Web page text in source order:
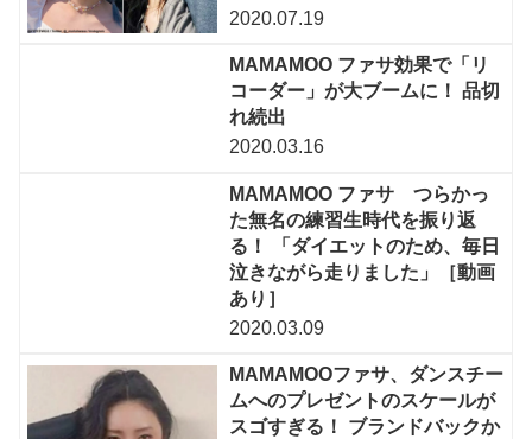
2020.07.19
MAMAMOO ファサ効果で「リ
コーダー」が大ブームに！ 品切
れ続出
2020.03.16
MAMAMOO ファサ つらかっ
た無名の練習生時代を振り返
る！ 「ダイエットのため、毎日
泣きながら走りました」［動画
あり］
2020.03.09
MAMAMOOファサ、ダンスチー
ムへのプレゼントのスケールが
スゴすぎる！ ブランドバックか